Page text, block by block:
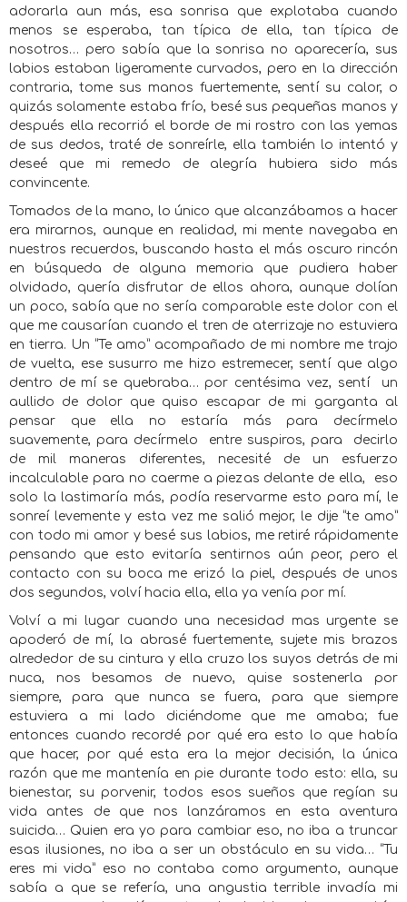
adorarla aun más, esa sonrisa que explotaba cuando
menos se esperaba, tan típica de ella, tan típica de
nosotros… pero sabía que la sonrisa no aparecería, sus
labios estaban ligeramente curvados, pero en la dirección
contraria, tome sus manos fuertemente, sentí su calor, o
quizás solamente estaba frío, besé sus pequeñas manos y
después ella recorrió el borde de mi rostro con las yemas
de sus dedos, traté de sonreírle, ella también lo intentó y
deseé que mi remedo de alegría hubiera sido más
convincente.
Tomados de la mano, lo único que alcanzábamos a hacer
era mirarnos, aunque en realidad, mi mente navegaba en
nuestros recuerdos, buscando hasta el más oscuro rincón
en búsqueda de alguna memoria que pudiera haber
olvidado, quería disfrutar de ellos ahora, aunque dolían
un poco, sabía que no sería comparable este dolor con el
que me causarían cuando el tren de aterrizaje no estuviera
en tierra. Un “Te amo” acompañado de mi nombre me trajo
de vuelta, ese susurro me hizo estremecer, sentí que algo
dentro de mí se quebraba… por centésima vez, sentí
un
aullido de dolor que quiso escapar de mi garganta al
pensar que ella no estaría más para decírmelo
suavemente, para decírmelo
entre suspiros, para
decirlo
de mil maneras diferentes, necesité de un esfuerzo
incalculable para no caerme a piezas delante de ella,
eso
solo la lastimaría más, podía reservarme esto para mí, le
sonreí levemente y esta vez me salió mejor, le dije “te amo”
con todo mi amor y besé sus labios, me retiré rápidamente
pensando que esto evitaría sentirnos aún peor, pero el
contacto con su boca me erizó la piel, después de unos
dos segundos, volví hacia ella, ella ya venía por mí.
Volví a mi lugar cuando una necesidad mas urgente se
apoderó de mí, la abrasé fuertemente, sujete mis brazos
alrededor de su cintura y ella cruzo los suyos detrás de mi
nuca, nos besamos de nuevo, quise sostenerla por
siempre, para que nunca se fuera, para que siempre
estuviera a mi lado diciéndome que me amaba; fue
entonces cuando recordé por qué era esto lo que había
que hacer, por qué esta era la mejor decisión, la única
razón que me mantenía en pie durante todo esto: ella, su
bienestar, su porvenir, todos esos sueños que regían su
vida antes de que nos lanzáramos en esta aventura
suicida… Quien era yo para cambiar eso, no iba a truncar
esas ilusiones, no iba a ser un obstáculo en su vida… “Tu
eres mi vida” eso no contaba como argumento, aunque
sabía a que se refería, una angustia terrible invadía mi